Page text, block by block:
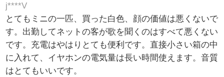
j****V
とてもミニの一匹、買った白色、顔の価値は悪くないで
す。出勤してネットの客が歌を聞くのはすべて悪くない
です。充電はやはりとても便利です。直接小さい箱の中
に入れて、イヤホンの電気量は長い時間使えます。音質
はとてもいいです。